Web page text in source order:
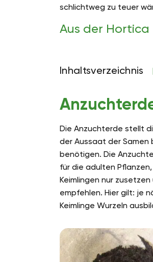
schlichtweg zu teuer
Aus der
Inhaltsverzeichnis
Die Anzuchterde stellt
der Aussaat der Samen
benötigen. Die
für die adulten
Keimlingen nur
empfehlen. Hier gilt: je
Keimlinge Wurzeln